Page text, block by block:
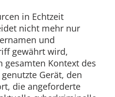
in Echtzeit
nicht mehr nur
und
gewährt wird,
gesamten Kontext des
Gerät, den
die angeforderte